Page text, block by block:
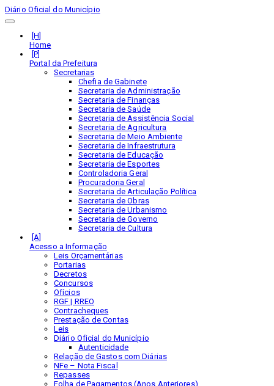
Diário Oficial do Município
Home
Portal da Prefeitura
Secretarias
Chefia de Gabinete
Secretaria de Administração
Secretaria de Finanças
Secretaria de Saúde
Secretaria de Assistência Social
Secretaria de Agricultura
Secretaria de Meio Ambiente
Secretaria de Infraestrutura
Secretaria de Educação
Secretaria de Esportes
Controladoria Geral
Procuradoria Geral
Secretaria de Articulação Política
Secretaria de Obras
Secretaria de Urbanismo
Secretaria de Governo
Secretaria de Cultura
Acesso a Informação
Leis Orçamentárias
Portarias
Decretos
Concursos
Ofícios
RGF | RREO
Contracheques
Prestação de Contas
Leis
Diário Oficial do Município
Autenticidade
Relação de Gastos com Diárias
NFe – Nota Fiscal
Repasses
Folha de Pagamentos (Anos Anteriores)